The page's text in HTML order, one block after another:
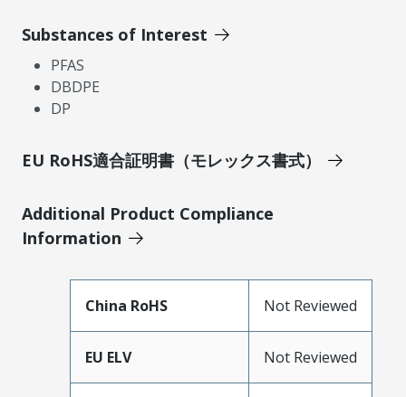
Substances of Interest
PFAS
DBDPE
DP
EU RoHS適合証明書（モレックス書式）
Additional Product Compliance
Information
China RoHS Not Reviewed
EU ELV Not Reviewed